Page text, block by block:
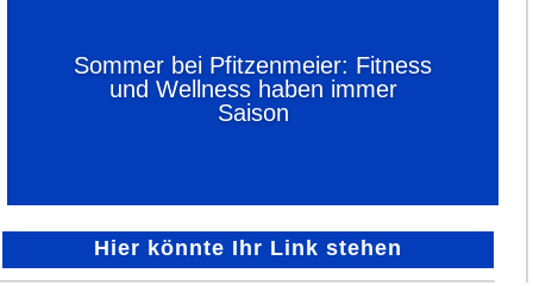
Sommer bei Pfitzenmeier: Fitness
und Wellness haben immer
Saison
Hier könnte Ihr Link stehen